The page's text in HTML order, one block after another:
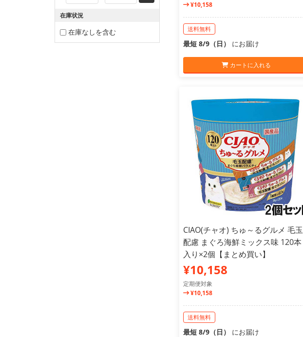
在庫状況
在庫なしを含む
¥10,158
送料無料
最短 8/9（日） にお届け
カートに入れる
CIAO(チャオ) ちゅ～るグルメ 毛玉
配慮 まぐろ海鮮ミックス味 120本
入り×2個【まとめ買い】
¥10,158
定期便対象
¥10,158
送料無料
最短 8/9（日） にお届け